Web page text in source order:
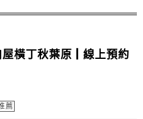
橫丁秋葉原┃線上預約
薦